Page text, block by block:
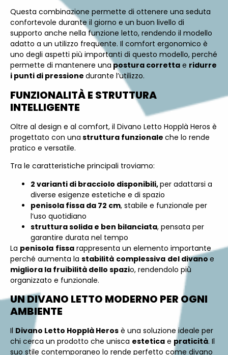
Questa combinazione permette di ottenere una seduta
confortevole durante il giorno e un buon livello di
supporto anche nella funzione letto, rendendo il modello
adatto a un utilizzo frequente. Il comfort ergonomico è
uno degli aspetti più importanti di questo modello, perché
permette di mantenere unapostura corretta e ridurre
i punti di pressione durante l’utilizzo.
FUNZIONALITÀ E STRUTTURA
INTELLIGENTE
Oltre al design e al comfort, il Divano Letto Hopplà Heros è
progettato con una struttura funzionale che lo rende
pratico e versatile.
Tra le caratteristiche principali troviamo:
2 varianti di bracciolo disponibili,per adattarsi a
diverse esigenze estetiche e di spazio
penisola fissa da 72 cm, stabile e funzionale per
l’uso quotidiano
struttura solida e ben bilanciata, pensata per
garantire durata nel tempo
La penisola fissa rappresenta un elemento importante
perché aumenta la stabilità complessiva del divano e
migliora la fruibilità dello spazio, rendendolo più
organizzato e funzionale.
UN DIVANO LETTO MODERNO PER OGNI
AMBIENTE
Il Divano Letto Hopplà Heros è una soluzione ideale per
chi cerca un prodotto che unisca estetica e praticità. Il
suo stile contemporaneo lo rende perfetto come divano